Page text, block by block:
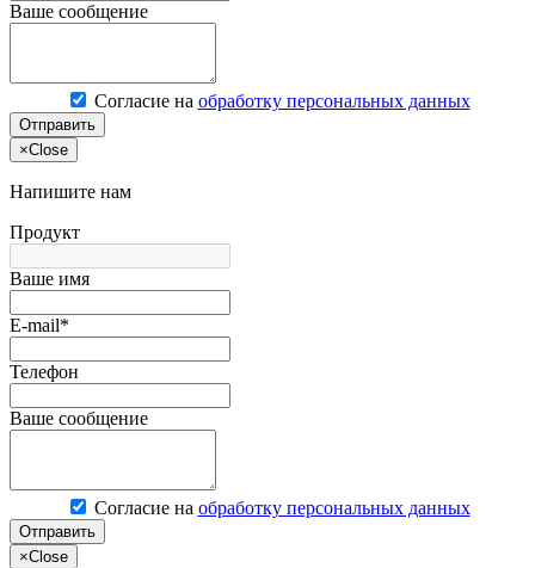
Ваше сообщение
Согласие на обработку персональных данных
Отправить
×Close
Напишите нам
Продукт
Ваше имя
E-mail*
Телефон
Ваше сообщение
Согласие на обработку персональных данных
Отправить
×Close